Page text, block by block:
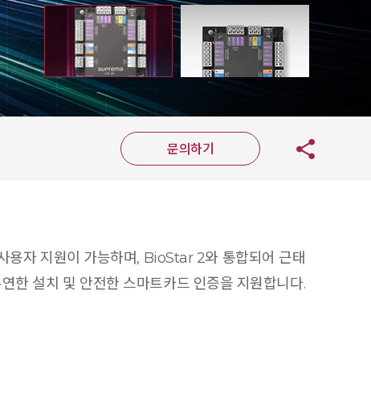
문의하기
자 지원이 가능하며, BioStar 2와 통합되어 근태
한 설치 및 안전한 스마트카드 인증을 지원합니다.